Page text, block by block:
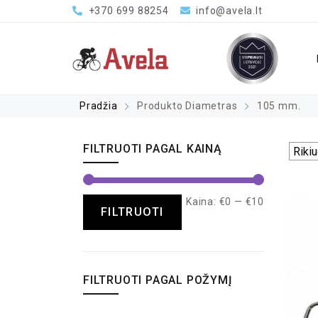
+370 699 88254 info@avela.lt
Pradžia Produkto Diametras 105 mm.
FILTRUOTI PAGAL KAINĄ
FILTRUOTI
Kaina: €0 — €10
FILTRUOTI PAGAL POŽYMĮ